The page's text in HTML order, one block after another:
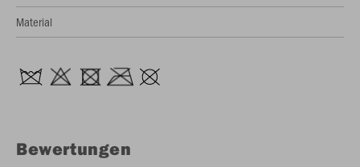
Material
Bewertungen